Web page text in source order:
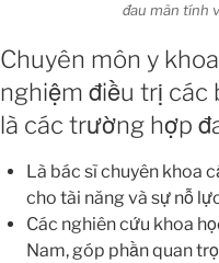
đau mãn tính
Chuyên môn y
nghiệm điều trị các
là các trường hợp
Là bác sĩ chuyên khoa
cho tài năng và sự nỗ
Các nghiên cứu khoa
Nam, góp phần quan